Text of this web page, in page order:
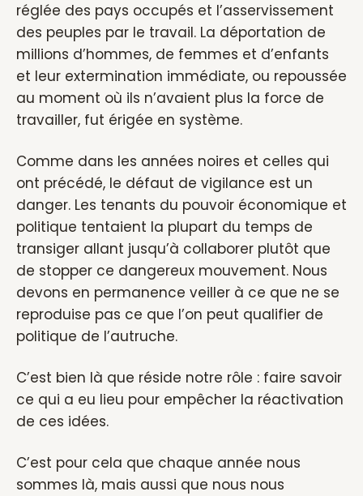
réglée des pays occupés et l’asservissement
des peuples par le travail. La déportation de
millions d’hommes, de femmes et d’enfants
et leur extermination immédiate, ou repoussée
au moment où ils n’avaient plus la force de
travailler, fut érigée en système.
Comme dans les années noires et celles qui
ont précédé, le défaut de vigilance est un
danger. Les tenants du pouvoir économique et
politique tentaient la plupart du temps de
transiger allant jusqu’à collaborer plutôt que
de stopper ce dangereux mouvement. Nous
devons en permanence veiller à ce que ne se
reproduise pas ce que l’on peut qualifier de
politique de l’autruche.
C’est bien là que réside notre rôle : faire savoir
ce qui a eu lieu pour empêcher la réactivation
de ces idées.
C’est pour cela que chaque année nous
sommes là, mais aussi que nous nous